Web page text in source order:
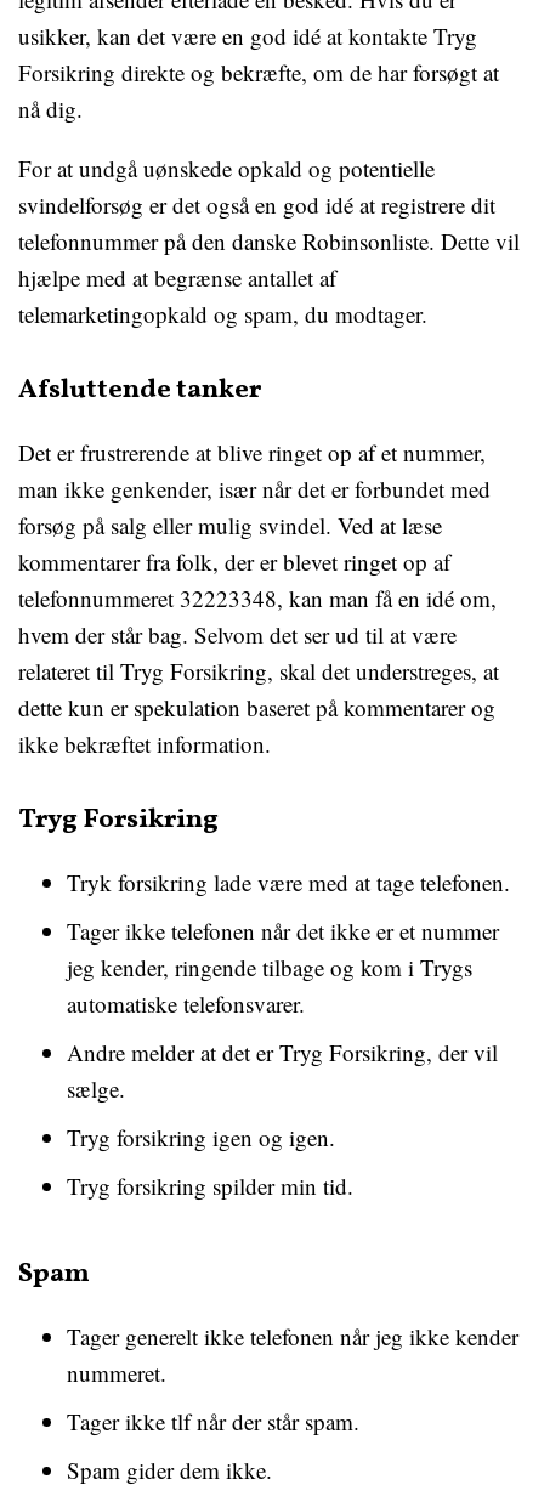
usikker, kan det være en god idé at kontakte Tryg
Forsikring direkte og bekræfte, om de har forsøgt at
nå dig.
For at undgå uønskede opkald og potentielle
svindelforsøg er det også en god idé at registrere dit
telefonnummer på den danske Robinsonliste. Dette vil
hjælpe med at begrænse antallet af
telemarketingopkald og spam, du modtager.
Afsluttende tanker
Det er frustrerende at blive ringet op af et nummer,
man ikke genkender, især når det er forbundet med
forsøg på salg eller mulig svindel. Ved at læse
kommentarer fra folk, der er blevet ringet op af
telefonnummeret 32223348, kan man få en idé om,
hvem der står bag. Selvom det ser ud til at være
relateret til Tryg Forsikring, skal det understreges, at
dette kun er spekulation baseret på kommentarer og
ikke bekræftet information.
Tryg Forsikring
Tryk forsikring lade være med at tage telefonen.
Tager ikke telefonen når det ikke er et nummer
jeg kender, ringende tilbage og kom i Trygs
automatiske telefonsvarer.
Andre melder at det er Tryg Forsikring, der vil
sælge.
Tryg forsikring igen og igen.
Tryg forsikring spilder min tid.
Spam
Tager generelt ikke telefonen når jeg ikke kender
nummeret.
Tager ikke tlf når der står spam.
Spam gider dem ikke.